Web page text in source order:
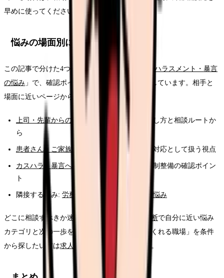
早めに使ってください。
悩みの場面別に深掘りする
この記事で分けた4つの悩みは、悩みカテゴリ「
ハラスメント・暴言
の悩み 」で、確認ポイントやFAQと一緒に整理しています。相手と
場面に近いページから読み進めてください。
上司・先輩からの言動に悩む方
— 記録の残し方と相談ルートか
ら
患者さん・ご家族の言動がつらい方— 組織対応として扱う視点
カスハラ・暴言への対応を知りたい方
— 体制整備の確認ポイン
ト
隣接する悩み: 労務・法律・職場トラブルの悩み
どこに相談すべきか迷うときは、 30秒の悩み診断で自分に近い悩み
カテゴリと次の一歩を整理できます。「守ってくれる職場」を条件
から探したい方は求人一覧 も活用してください。